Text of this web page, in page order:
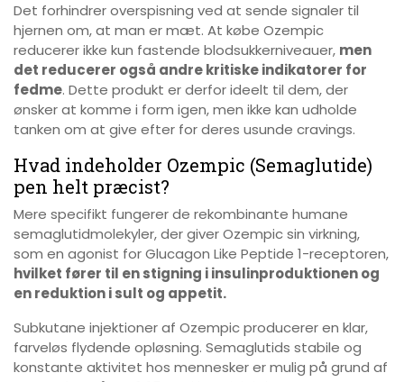
Det forhindrer overspisning ved at sende signaler til
hjernen om, at man er mæt. At købe Ozempic
reducerer ikke kun fastende blodsukkerniveauer, men
det reducerer også andre kritiske indikatorer for
fedme. Dette produkt er derfor ideelt til dem, der
ønsker at komme i form igen, men ikke kan udholde
tanken om at give efter for deres usunde cravings.
Hvad indeholder Ozempic (Semaglutide)
pen helt præcist?
Mere specifikt fungerer de rekombinante humane
semaglutidmolekyler, der giver Ozempic sin virkning,
som en agonist for Glucagon Like Peptide 1-receptoren,
hvilket fører til en stigning i insulinproduktionen og
en reduktion i sult og appetit.
Subkutane injektioner af Ozempic producerer en klar,
farveløs flydende opløsning. Semaglutids stabile og
konstante aktivitet hos mennesker er mulig på grund af